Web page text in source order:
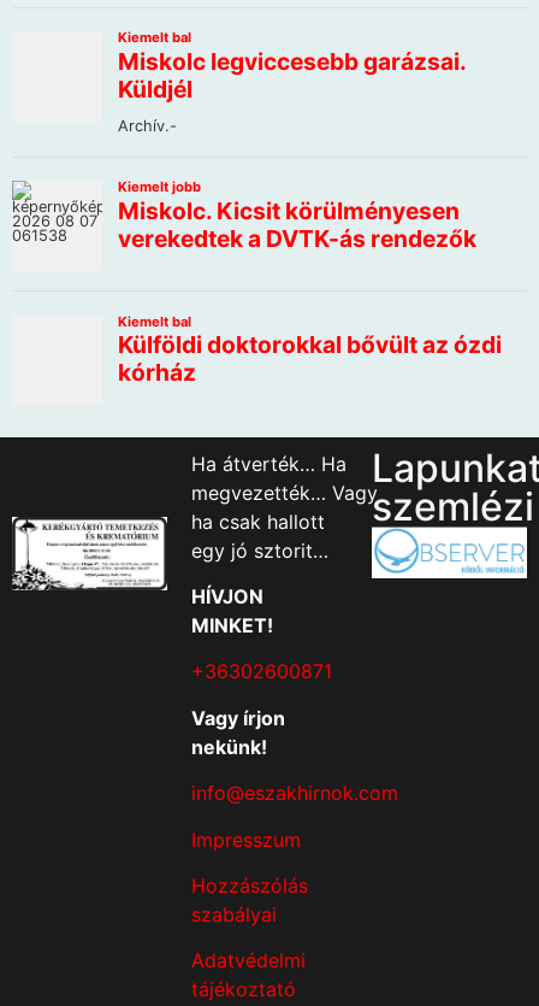
Ha átverték… Ha
megvezették… Vagy
ha csak hallott
egy jó sztorit…
HÍVJON
MINKET!
+36302600871
Vagy írjon
nekünk!
info@eszakhirnok.com
Impresszum
Hozzászólás
szabályai
Adatvédelmi
tájékoztató
szemlézi